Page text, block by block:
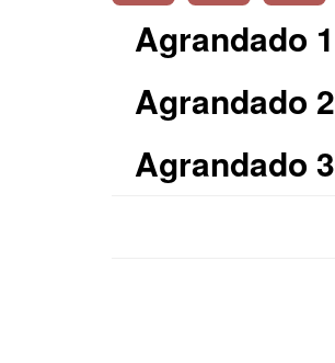
Agrandado 1
Agrandado 2
Agrandado 3